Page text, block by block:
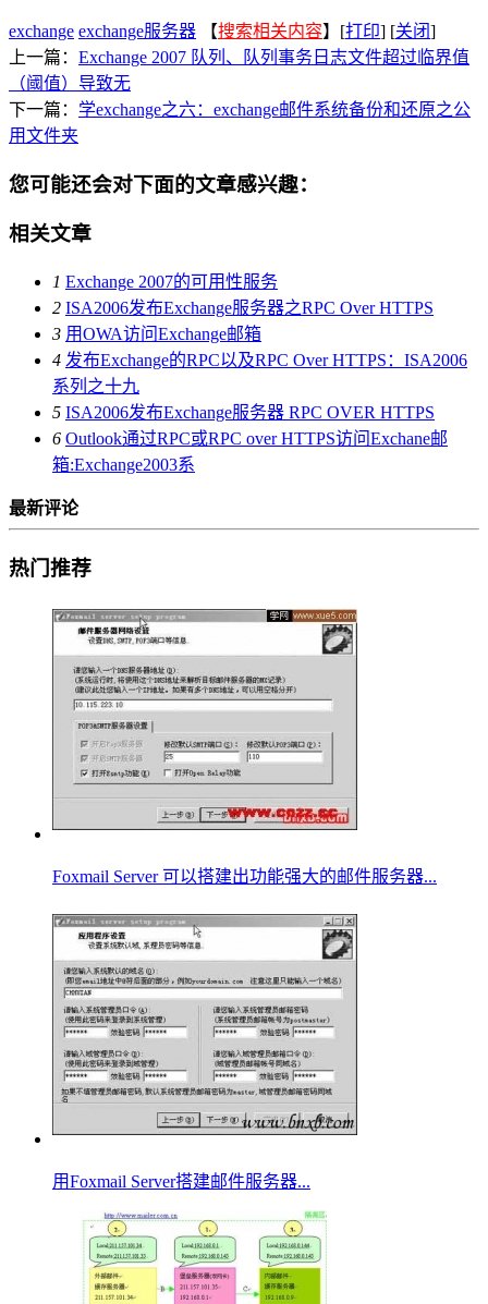
exchange exchange服务器 【搜索相关内容】[打印] [关闭]
上一篇： Exchange 2007 队列、队列事务日志文件超过临界值
（阈值）导致无
下一篇： 学exchange之六：exchange邮件系统备份和还原之公
用文件夹
您可能还会对下面的文章感兴趣：
相关文章
1 Exchange 2007的可用性服务
2 ISA2006发布Exchange服务器之RPC Over HTTPS
3 用OWA访问Exchange邮箱
4 发布Exchange的RPC以及RPC Over HTTPS：ISA2006
系列之十九
5 ISA2006发布Exchange服务器 RPC OVER HTTPS
6 Outlook通过RPC或RPC over HTTPS访问Exchane邮
箱:Exchange2003系
最新评论
热门推荐
Foxmail Server 可以搭建出功能强大的邮件服务器...
用Foxmail Server搭建邮件服务器...